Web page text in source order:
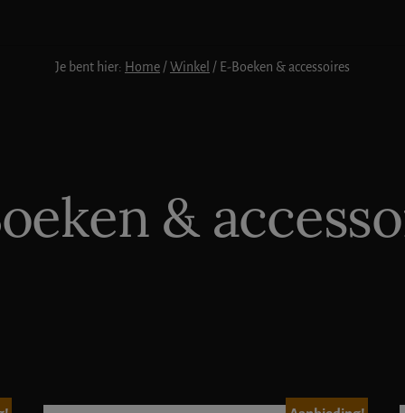
Je bent hier: Home /Winkel / E-Boeken & accessoires
&